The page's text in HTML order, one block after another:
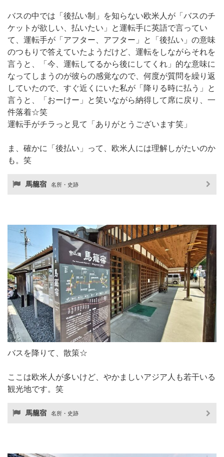
バスの中では「後払い制」を知らない欧米人が「バスのチ
ケットが欲しい、払いたい」と運転手に英語で言ってい
て、運転手が「アフター、アフター」と「後払い」の意味
のつもりで答えていたようだけど、運転をしながらそれを
言うと、「今、運転してるから後にしてくれ」的な意味に
なってしまうのが彼らの感覚なので、何度が質問を繰り返
していたので、すぐ近くにいた私が「降りる時に払う」と
言うと、「おーけー」と笑いながら納得して席に戻り、一
件落着☆笑
運転手がチラっと見て「ありがとうございます笑」
ま、確かに「後払い」って、欧米人には理解しがたいのか
も。笑
馬籠宿 名所・史跡
バスを降りて、散策☆
ここは欧米人が多いけど、やかましいアジア人も若干いる
観光地です。笑
馬籠宿 名所・史跡